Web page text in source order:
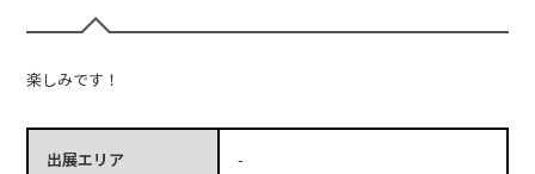
楽しみです！
出展エリア -